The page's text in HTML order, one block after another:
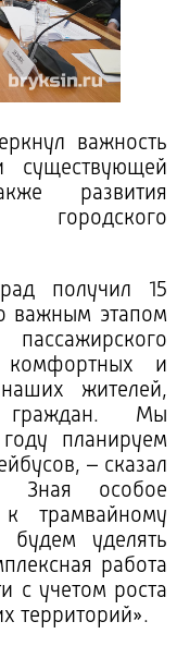
важность
существующей
развития
получил 15
важным этапом
комфортных и
жителей,
граждан. Мы
планируем
– сказал
Зная особое
трамвайному
уделять
работа
с учетом роста
территорий».